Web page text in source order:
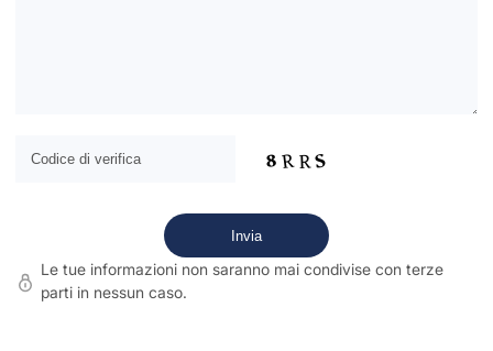
Le tue informazioni non saranno mai condivise con terze
parti in nessun caso.